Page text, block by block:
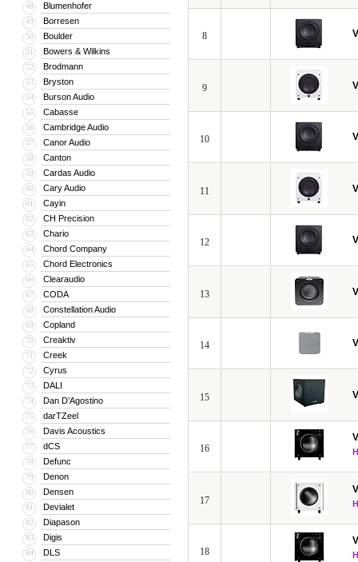
48 Blumenhofer
49 Borresen
50 Boulder
51 Bowers & Wilkins
52 Brodmann
53 Bryston
54 Burson Audio
55 Cabasse
56 Cambridge Audio
57 Canor Audio
58 Canton
59 Cardas Audio
60 Cary Audio
61 Cayin
62 CH Precision
63 Chario
64 Chord Company
65 Chord Electronics
66 Clearaudio
67 CODA
68 Constellation Audio
69 Copland
70 Creaktiv
71 Creek
72 Cyrus
73 DALI
74 Dan D’Agostino
75 darTZeel
76 Davis Acoustics
77 dCS
78 Defunc
79 Denon
80 Densen
81 Devialet
82 Diapason
83 Digis
84 DLS
8
9
10
11
12
13
14
15
16
17
18